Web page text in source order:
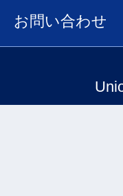
お問い合わせ